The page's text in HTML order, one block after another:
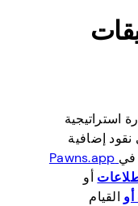
استراتيجية
نقود إضافية
في
أو
القيام